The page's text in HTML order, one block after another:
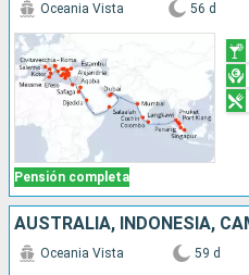
Pensión completa
Oceania Vista 56 d
Oceania Vista 59 d